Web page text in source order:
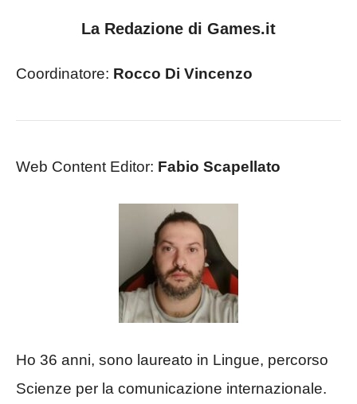
La Redazione di Games.it
Coordinatore: Rocco Di Vincenzo
Web Content Editor: Fabio Scapellato
Ho 36 anni, sono laureato in Lingue, percorso
Scienze per la comunicazione internazionale.